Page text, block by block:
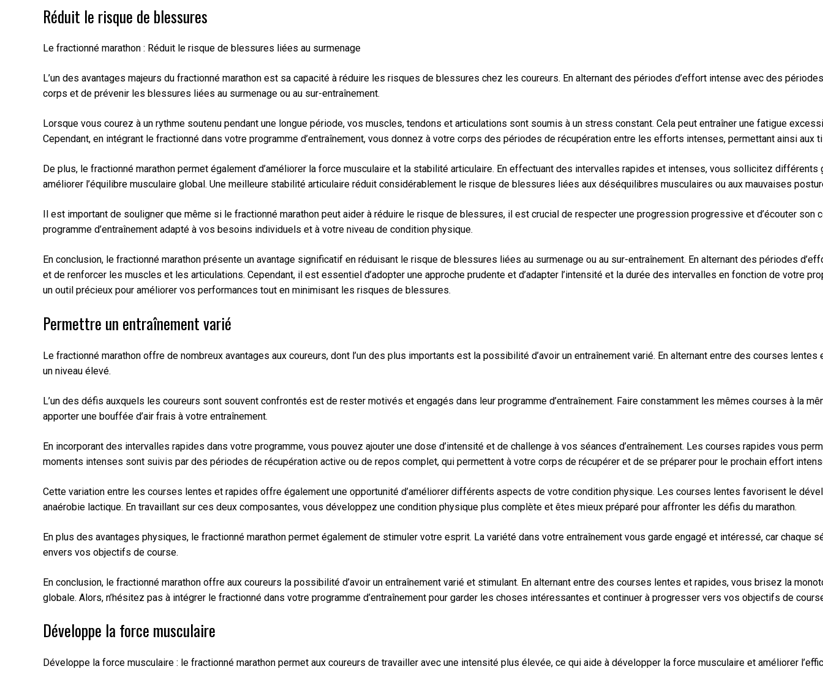
Réduit le risque de blessures
Le fractionné marathon : Réduit le risque de blessures liées au surmenage
L’un des avantages majeurs du fractionné marathon est sa capacité à réduire les risques de blessures chez les coureurs. En alternant des périodes d’effort intense avec des
corps et de prévenir les blessures liées au surmenage ou au sur-entraînement.
Lorsque vous courez à un rythme soutenu pendant une longue période, vos muscles, tendons et articulations sont soumis à un stress constant. Cela peut entraîner une fatigue
Cependant, en intégrant le fractionné dans votre programme d’entraînement, vous donnez à votre corps des périodes de récupération entre les efforts intenses, permettant ainsi
De plus, le fractionné marathon permet également d’améliorer la force musculaire et la stabilité articulaire. En effectuant des intervalles rapides et intenses, vous sollicitez
améliorer l’équilibre musculaire global. Une meilleure stabilité articulaire réduit considérablement le risque de blessures liées aux déséquilibres musculaires ou aux mauvaises
Il est important de souligner que même si le fractionné marathon peut aider à réduire le risque de blessures, il est crucial de respecter une progression progressive et d’écouter
programme d’entraînement adapté à vos besoins individuels et à votre niveau de condition physique.
En conclusion, le fractionné marathon présente un avantage significatif en réduisant le risque de blessures liées au surmenage ou au sur-entraînement. En alternant des périodes
et de renforcer les muscles et les articulations. Cependant, il est essentiel d’adopter une approche prudente et d’adapter l’intensité et la durée des intervalles en fonction de votre
un outil précieux pour améliorer vos performances tout en minimisant les risques de blessures.
Permettre un entraînement varié
Le fractionné marathon offre de nombreux avantages aux coureurs, dont l’un des plus importants est la possibilité d’avoir un entraînement varié. En alternant entre des courses
un niveau élevé.
L’un des défis auxquels les coureurs sont souvent confrontés est de rester motivés et engagés dans leur programme d’entraînement. Faire constamment les mêmes courses à la
apporter une bouffée d’air frais à votre entraînement.
En incorporant des intervalles rapides dans votre programme, vous pouvez ajouter une dose d’intensité et de challenge à vos séances d’entraînement. Les courses rapides vous
moments intenses sont suivis par des périodes de récupération active ou de repos complet, qui permettent à votre corps de récupérer et de se préparer pour le prochain effort
Cette variation entre les courses lentes et rapides offre également une opportunité d’améliorer différents aspects de votre condition physique. Les courses lentes favorisent le
anaérobie lactique. En travaillant sur ces deux composantes, vous développez une condition physique plus complète et êtes mieux préparé pour affronter les défis du marathon.
En plus des avantages physiques, le fractionné marathon permet également de stimuler votre esprit. La variété dans votre entraînement vous garde engagé et intéressé, car
envers vos objectifs de course.
En conclusion, le fractionné marathon offre aux coureurs la possibilité d’avoir un entraînement varié et stimulant. En alternant entre des courses lentes et rapides, vous brisez la
globale. Alors, n’hésitez pas à intégrer le fractionné dans votre programme d’entraînement pour garder les choses intéressantes et continuer à progresser vers vos objectifs de
Développe la force musculaire
Développe la force musculaire : le fractionné marathon permet aux coureurs de travailler avec une intensité plus élevée, ce qui aide à développer la force musculaire et améliorer